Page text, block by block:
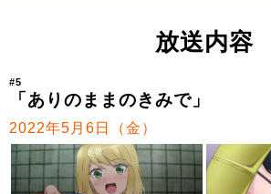
放送内容
#5
「ありのままのきみで」
2022年5月6日（金）